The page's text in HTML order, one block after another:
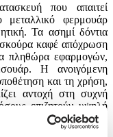
που απαιτεί
μεταλλικό φερμουάρ
Τα ασημί δόντια
σκούρα καφέ απόχρωση
πληθώρα εφαρμογών,
Η ανοιγόμενη
και τη χρήση,
αντοχή στη συχνή
επιζητούν υψηλή
τους.